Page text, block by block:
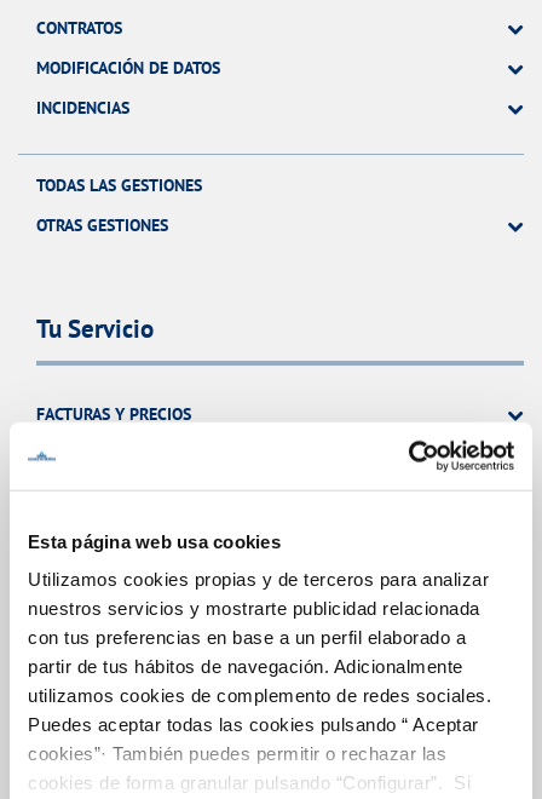
Esta página web usa cookies
Utilizamos cookies propias y de terceros para analizar
nuestros servicios y mostrarte publicidad relacionada
con tus preferencias en base a un perfil elaborado a
partir de tus hábitos de navegación. Adicionalmente
utilizamos cookies de complemento de redes sociales.
Puedes aceptar todas las cookies pulsando “ Aceptar
cookies”· También puedes permitir o rechazar las
cookies de forma granular pulsando “Configurar”. Si
CONTRATOS
MODIFICACIÓN DE DATOS
INCIDENCIAS
TODAS LAS GESTIONES
OTRAS GESTIONES
Tu Servicio
FACTURAS Y PRECIOS
ATENCIÓN AL CLIENTE
COMPROMISO DE SERVICIO
Tu Agua
NUESTRO PAPEL EN EL CICLO URBANO
CALIDAD
CUIDADOS DEL AGUA